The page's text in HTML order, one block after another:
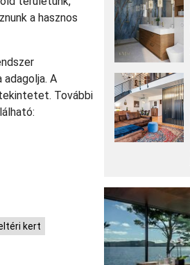
a hasznos
A
További
kert